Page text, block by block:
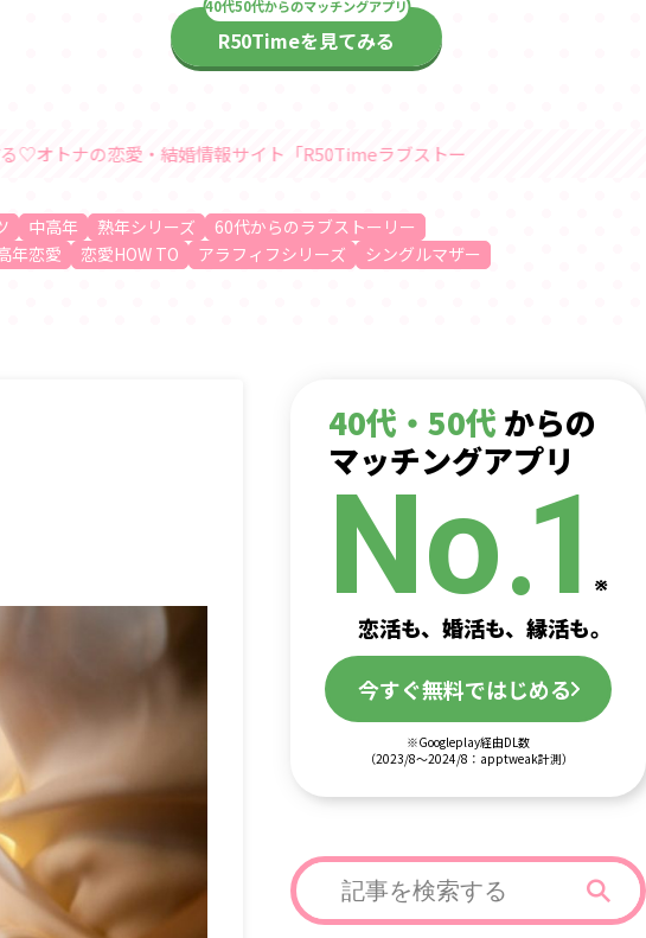
R50Timeを見てみる
情報サイト「R50Timeラブストーリー」随時更新中
中高年 熟年シリーズ
60代からのラブストーリー
年恋愛 恋愛HOW TO アラフィフシリーズ
シングルマザー
40代・50代 からの
マッチングアプリ
No.1
恋活も、婚活も、縁活も。
今すぐ無料ではじめる
※Googleplay経由DL数
（2023/8～2024/8：apptweak計測）